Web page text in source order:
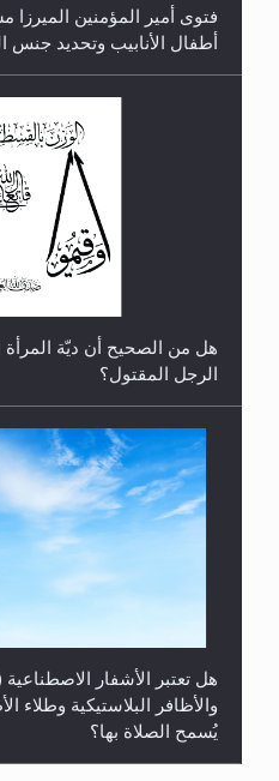
رأيٌ في لغة المسيح الموعود
فتوى أمير المؤمنين الميرزا
أطفال الأنابيب وتحديد جنس
هل من الصحيح أن ديّة
الرجل المقتول؟
هل تعتبر الأشفار
والأظافر البلاستيكية وطلاء
يُسمح الصلاة بها؟